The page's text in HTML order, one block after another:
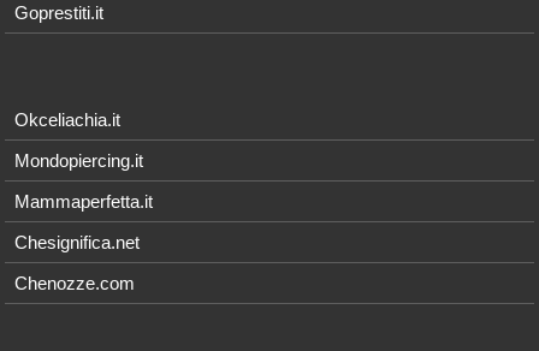
Goprestiti.it
Okceliachia.it
Mondopiercing.it
Mammaperfetta.it
Chesignifica.net
Chenozze.com